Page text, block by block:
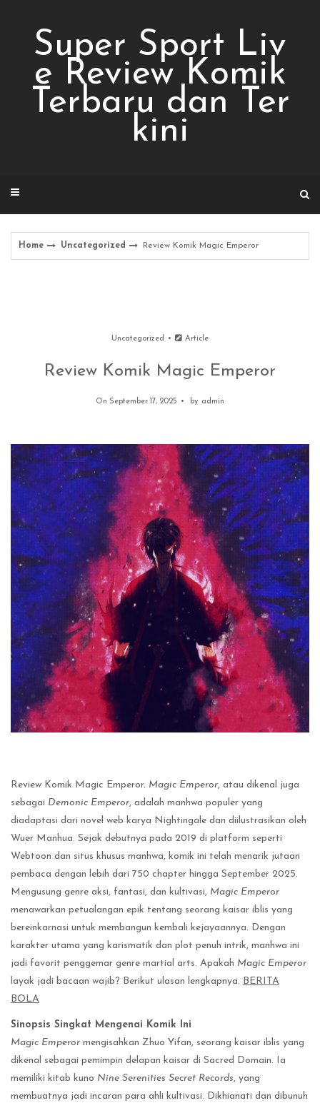
Super Sport Liv
e Review Komik
Terbaru dan Ter
kini
Home Uncategorized Review Komik Magic Emperor
Uncategorized Article
Review Komik Magic Emperor
On September 17, 2025 by admin
Review Komik Magic Emperor. Magic Emperor, atau dikenal juga
sebagai Demonic Emperor, adalah manhwa populer yang
diadaptasi dari novel web karya Nightingale dan diilustrasikan oleh
Wuer Manhua. Sejak debutnya pada 2019 di platform seperti
Webtoon dan situs khusus manhwa, komik ini telah menarik jutaan
pembaca dengan lebih dari 750 chapter hingga September 2025.
Mengusung genre aksi, fantasi, dan kultivasi, Magic Emperor
menawarkan petualangan epik tentang seorang kaisar iblis yang
bereinkarnasi untuk membangun kembali kejayaannya. Dengan
karakter utama yang karismatik dan plot penuh intrik, manhwa ini
jadi favorit penggemar genre martial arts. Apakah Magic Emperor
layak jadi bacaan wajib? Berikut ulasan lengkapnya. BERITA
BOLA
Sinopsis Singkat Mengenai Komik Ini
Magic Emperor mengisahkan Zhuo Yifan, seorang kaisar iblis yang
dikenal sebagai pemimpin delapan kaisar di Sacred Domain. Ia
memiliki kitab kuno Nine Serenities Secret Records, yang
membuatnya jadi incaran para ahli kultivasi. Dikhianati dan dibunuh